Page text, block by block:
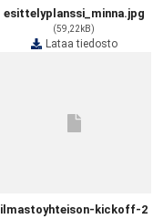
esittelyplanssi_minna.jpg
(59,22kB)
Lataa tiedosto
ilmastoyhteison-kickoff-2